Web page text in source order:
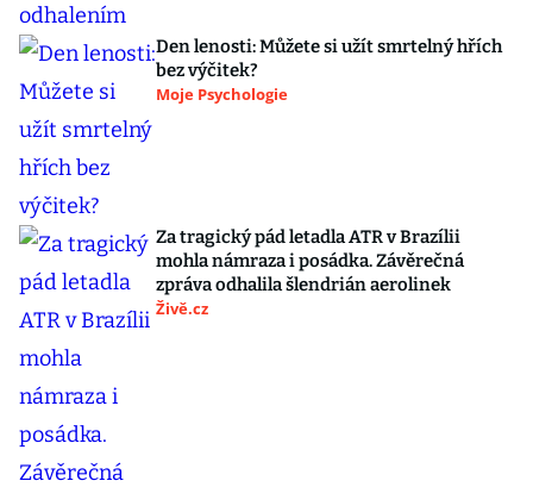
Den lenosti: Můžete si užít smrtelný hřích
bez výčitek?
Moje Psychologie
Za tragický pád letadla ATR v Brazílii
mohla námraza i posádka. Závěrečná
zpráva odhalila šlendrián aerolinek
Živě.cz